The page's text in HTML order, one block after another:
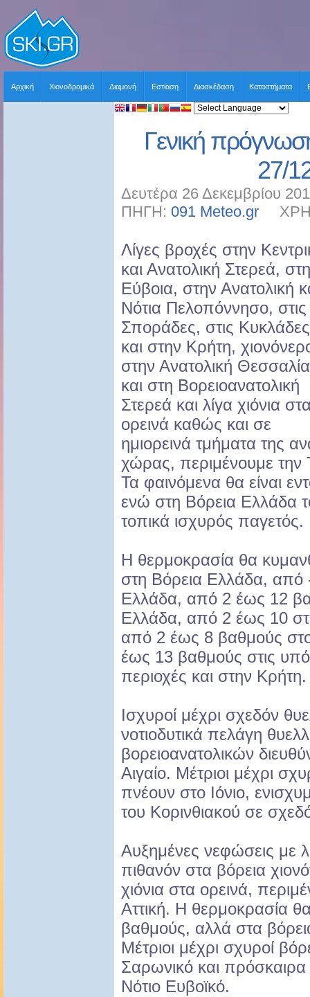
Αρχική Χιονοδρομικά Διαμονή Εστίαση Διασκέδαση Καταστήματα
Γενική
27/
Δευτέρα 26 Δεκεμβρίου
ΠΗΓΗ: 091 Meteo.gr
Λίγες βροχές στην
και Ανατολική Στερεά,
Εύβοια, στην Ανατολική
Νότια Πελοπόννησο, στις
Σποράδες, στις Κυκλάδες
και στην Κρήτη,
στην Ανατολική Θεσσαλία
και στη Βορειοανατολική
Στερεά και λίγα χιόνια
ορεινά καθώς και σε
ημιορεινά τμήματα της
χώρας, περιμένουμε την
Τα φαινόμενα θα είναι
ενώ στη Βόρεια Ελλάδα
τοπικά ισχυρός παγετός.
Η θερμοκρασία θα
στη Βόρεια Ελλάδα, από
Ελλάδα, από 2 έως 12
Ελλάδα, από 2 έως 10
από 2 έως 8 βαθμούς
έως 13 βαθμούς στις
περιοχές και στην Κρήτη.
Ισχυροί μέχρι σχεδόν
νοτιοδυτικά πελάγη
βορειοανατολικών
Αιγαίο. Μέτριοι μέχρι
πνέουν στο Ιόνιο,
του Κορινθιακού σε
Αυξημένες νεφώσεις με
πιθανόν στα βόρεια
χιόνια στα ορεινά,
Αττική. Η θερμοκρασία
βαθμούς, αλλά στα
Μέτριοι μέχρι σχυροί
Σαρωνικό και
Νότιο Ευβοϊκό.